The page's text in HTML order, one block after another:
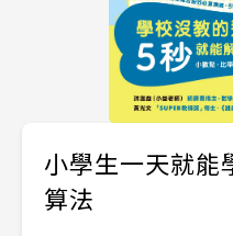
小學生一天就
算法